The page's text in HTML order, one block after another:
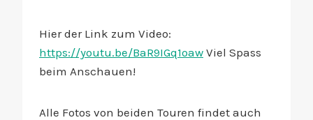
Hier der Link zum Video:
https://youtu.be/BaR9IGq1oaw Viel Spass
beim Anschauen!
Alle Fotos von beiden Touren findet auch